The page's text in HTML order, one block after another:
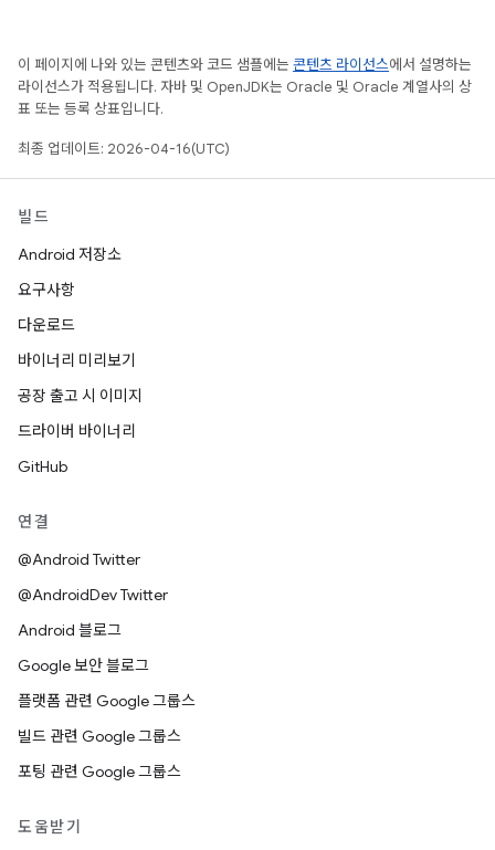
이 페이지에 나와 있는 콘텐츠와 코드 샘플에는 콘텐츠 라이선스에서 설명하는
라이선스가 적용됩니다. 자바 및 OpenJDK는 Oracle 및 Oracle 계열사의 상
표 또는 등록 상표입니다.
최종 업데이트: 2026-04-16(UTC)
빌드
Android 저장소
요구사항
다운로드
바이너리 미리보기
공장 출고 시 이미지
드라이버 바이너리
GitHub
연결
@Android Twitter
@AndroidDev Twitter
Android 블로그
Google 보안 블로그
플랫폼 관련 Google 그룹스
빌드 관련 Google 그룹스
포팅 관련 Google 그룹스
도움받기